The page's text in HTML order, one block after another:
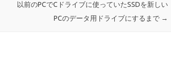
以前のPCでCドライブに使っていたSSDを新しい
PCのデータ用ドライブにするまで →